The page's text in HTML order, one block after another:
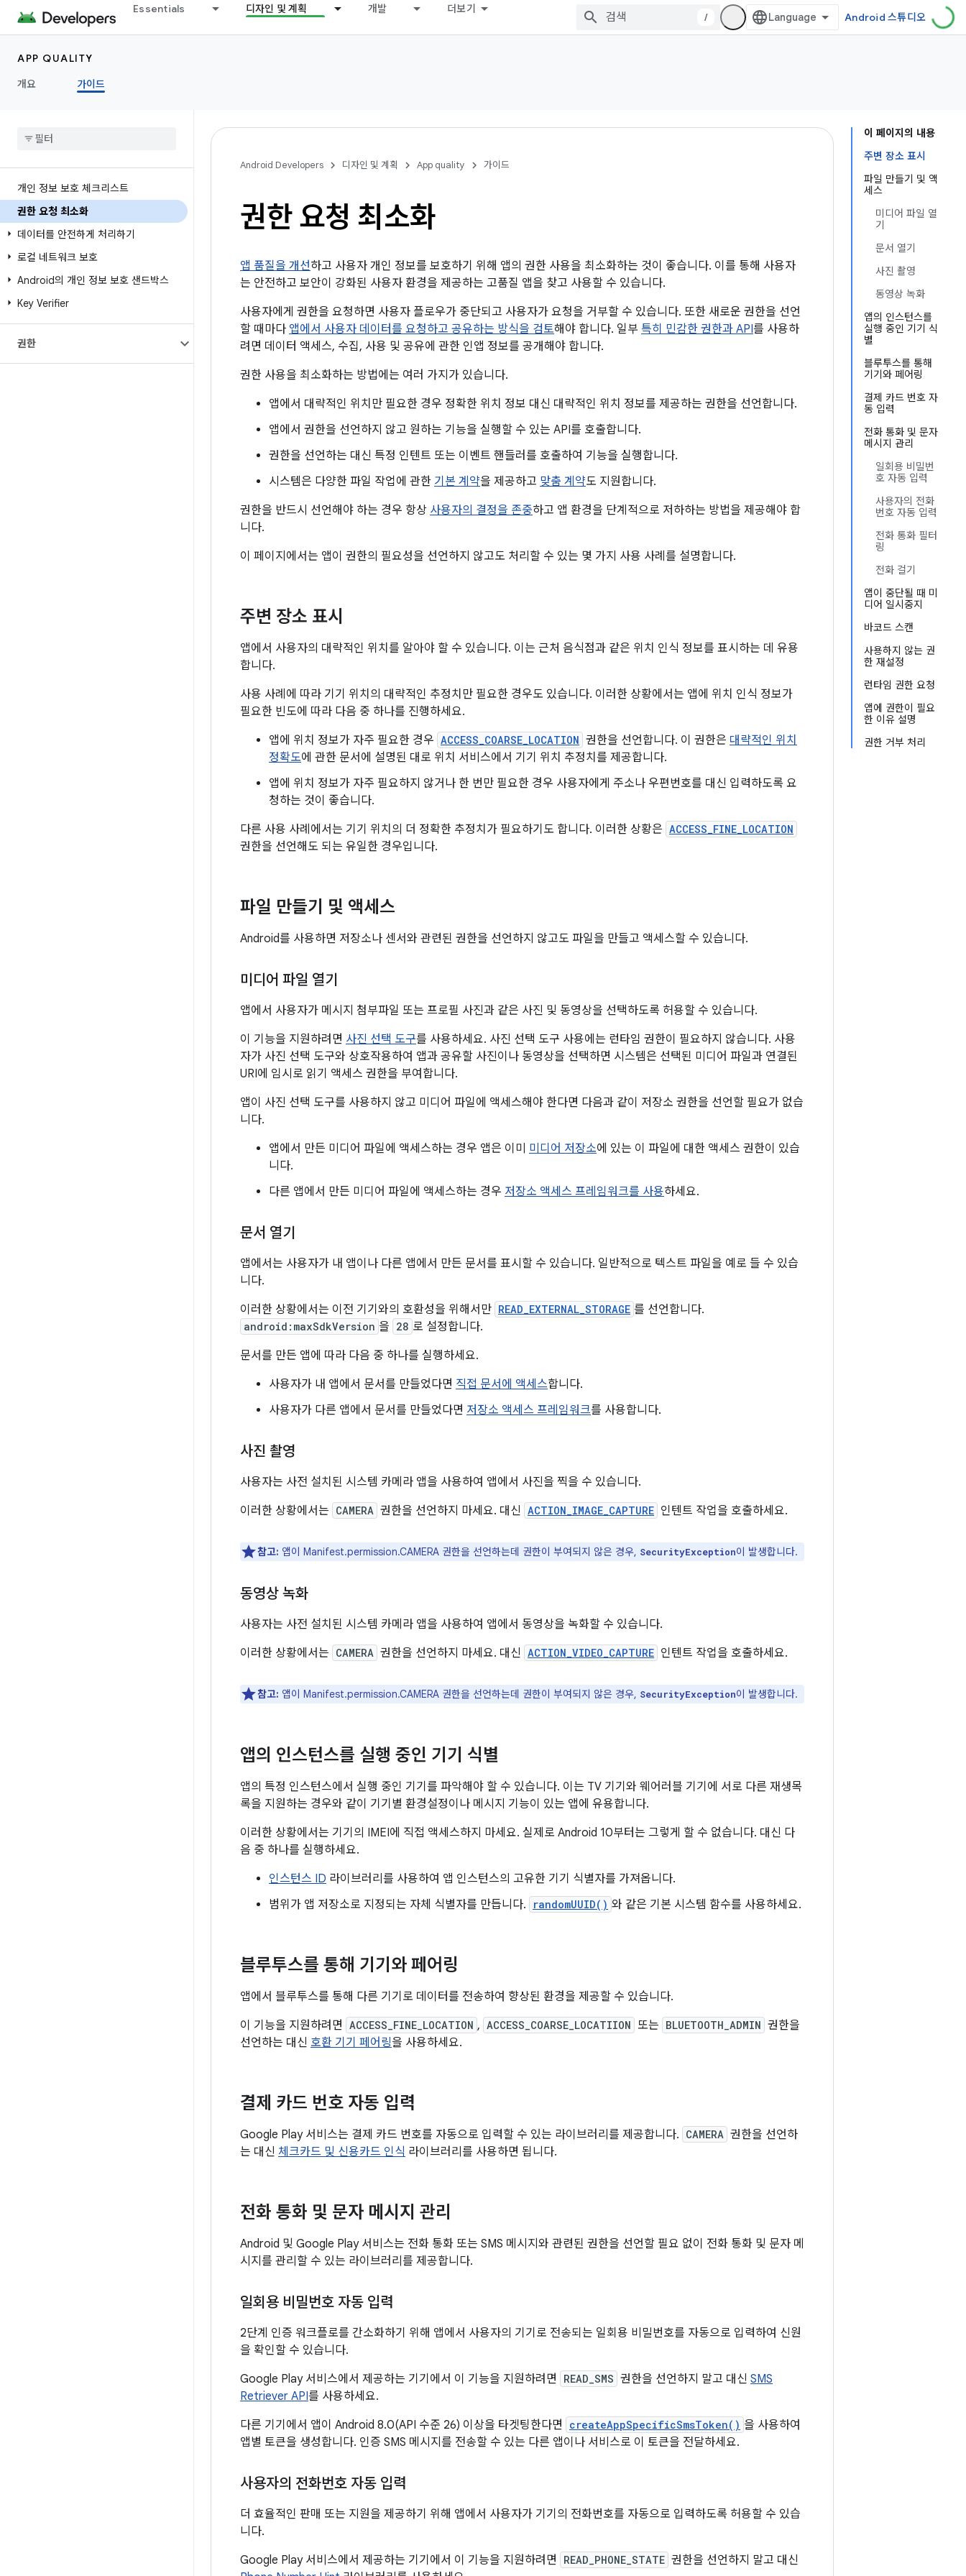
Essentials 디자인 및 계획 개발 더보기
/ Android 스튜디오
APP QUALITY
개요
가이드
개인 정보 보호 체크리스트
권한 요청 최소화
데이터를 안전하게 처리하기
로컬 네트워크 보호
Android의 개인 정보 보호 샌드박스
Key Verifier
권한
이 페이지의 내용
주변 장소 표시
파일 만들기 및 액
세스
미디어 파일 열
기
문서 열기
사진 촬영
동영상 녹화
앱의 인스턴스를
실행 중인 기기 식
별
블루투스를 통해
기기와 페어링
결제 카드 번호 자
동 입력
전화 통화 및 문자
메시지 관리
일회용 비밀번
호 자동 입력
사용자의 전화
번호 자동 입력
전화 통화 필터
링
전화 걸기
앱이 중단될 때 미
디어 일시중지
바코드 스캔
사용하지 않는 권
한 재설정
런타임 권한 요청
앱에 권한이 필요
한 이유 설명
권한 거부 처리
Android Developers 디자인 및 계획 App quality 가이드
권한 요청 최소화
앱 품질을 개선하고 사용자 개인 정보를 보호하기 위해 앱의 권한 사용을 최소화하는 것이 좋습니다. 이를 통해 사용자
는 안전하고 보안이 강화된 사용자 환경을 제공하는 고품질 앱을 찾고 사용할 수 있습니다.
사용자에게 권한을 요청하면 사용자 플로우가 중단되고 사용자가 요청을 거부할 수 있습니다. 또한 새로운 권한을 선언
할 때마다 앱에서 사용자 데이터를 요청하고 공유하는 방식을 검토해야 합니다. 일부 특히 민감한 권한과 API를 사용하
려면 데이터 액세스, 수집, 사용 및 공유에 관한 인앱 정보를 공개해야 합니다.
권한 사용을 최소화하는 방법에는 여러 가지가 있습니다.
앱에서 대략적인 위치만 필요한 경우 정확한 위치 정보 대신 대략적인 위치 정보를 제공하는 권한을 선언합니다.
앱에서 권한을 선언하지 않고 원하는 기능을 실행할 수 있는 API를 호출합니다.
권한을 선언하는 대신 특정 인텐트 또는 이벤트 핸들러를 호출하여 기능을 실행합니다.
시스템은 다양한 파일 작업에 관한 기본 계약을 제공하고 맞춤 계약도 지원합니다.
권한을 반드시 선언해야 하는 경우 항상 사용자의 결정을 존중하고 앱 환경을 단계적으로 저하하는 방법을 제공해야 합
니다.
이 페이지에서는 앱이 권한의 필요성을 선언하지 않고도 처리할 수 있는 몇 가지 사용 사례를 설명합니다.
주변 장소 표시
앱에서 사용자의 대략적인 위치를 알아야 할 수 있습니다. 이는 근처 음식점과 같은 위치 인식 정보를 표시하는 데 유용
합니다.
사용 사례에 따라 기기 위치의 대략적인 추정치만 필요한 경우도 있습니다. 이러한 상황에서는 앱에 위치 인식 정보가
필요한 빈도에 따라 다음 중 하나를 진행하세요.
앱에 위치 정보가 자주 필요한 경우 ACCESS_COARSE_LOCATION 권한을 선언합니다. 이 권한은 대략적인 위치
정확도에 관한 문서에 설명된 대로 위치 서비스에서 기기 위치 추정치를 제공합니다.
앱에 위치 정보가 자주 필요하지 않거나 한 번만 필요한 경우 사용자에게 주소나 우편번호를 대신 입력하도록 요
청하는 것이 좋습니다.
다른 사용 사례에서는 기기 위치의 더 정확한 추정치가 필요하기도 합니다. 이러한 상황은 ACCESS_FINE_LOCATION
권한을 선언해도 되는 유일한 경우입니다.
파일 만들기 및 액세스
Android를 사용하면 저장소나 센서와 관련된 권한을 선언하지 않고도 파일을 만들고 액세스할 수 있습니다.
미디어 파일 열기
앱에서 사용자가 메시지 첨부파일 또는 프로필 사진과 같은 사진 및 동영상을 선택하도록 허용할 수 있습니다.
이 기능을 지원하려면 사진 선택 도구를 사용하세요. 사진 선택 도구 사용에는 런타임 권한이 필요하지 않습니다. 사용
자가 사진 선택 도구와 상호작용하여 앱과 공유할 사진이나 동영상을 선택하면 시스템은 선택된 미디어 파일과 연결된
URI에 임시로 읽기 액세스 권한을 부여합니다.
앱이 사진 선택 도구를 사용하지 않고 미디어 파일에 액세스해야 한다면 다음과 같이 저장소 권한을 선언할 필요가 없습
니다.
앱에서 만든 미디어 파일에 액세스하는 경우 앱은 이미 미디어 저장소에 있는 이 파일에 대한 액세스 권한이 있습
니다.
다른 앱에서 만든 미디어 파일에 액세스하는 경우 저장소 액세스 프레임워크를 사용하세요.
문서 열기
앱에서는 사용자가 내 앱이나 다른 앱에서 만든 문서를 표시할 수 있습니다. 일반적으로 텍스트 파일을 예로 들 수 있습
니다.
이러한 상황에서는 이전 기기와의 호환성을 위해서만 READ_EXTERNAL_STORAGE 를 선언합니다.
android:maxSdkVersion 을 28 로 설정합니다.
문서를 만든 앱에 따라 다음 중 하나를 실행하세요.
사용자가 내 앱에서 문서를 만들었다면 직접 문서에 액세스합니다.
사용자가 다른 앱에서 문서를 만들었다면 저장소 액세스 프레임워크를 사용합니다.
사진 촬영
사용자는 사전 설치된 시스템 카메라 앱을 사용하여 앱에서 사진을 찍을 수 있습니다.
이러한 상황에서는 CAMERA 권한을 선언하지 마세요. 대신 ACTION_IMAGE_CAPTURE 인텐트 작업을 호출하세요.
참고: 앱이 Manifest.permission.CAMERA 권한을 선언하는데 권한이 부여되지 않은 경우, SecurityException이 발생합니다.
동영상 녹화
사용자는 사전 설치된 시스템 카메라 앱을 사용하여 앱에서 동영상을 녹화할 수 있습니다.
이러한 상황에서는 CAMERA 권한을 선언하지 마세요. 대신 ACTION_VIDEO_CAPTURE 인텐트 작업을 호출하세요.
참고: 앱이 Manifest.permission.CAMERA 권한을 선언하는데 권한이 부여되지 않은 경우, SecurityException이 발생합니다.
앱의 인스턴스를 실행 중인 기기 식별
앱의 특정 인스턴스에서 실행 중인 기기를 파악해야 할 수 있습니다. 이는 TV 기기와 웨어러블 기기에 서로 다른 재생목
록을 지원하는 경우와 같이 기기별 환경설정이나 메시지 기능이 있는 앱에 유용합니다.
이러한 상황에서는 기기의 IMEI에 직접 액세스하지 마세요. 실제로 Android 10부터는 그렇게 할 수 없습니다. 대신 다
음 중 하나를 실행하세요.
인스턴스 ID 라이브러리를 사용하여 앱 인스턴스의 고유한 기기 식별자를 가져옵니다.
범위가 앱 저장소로 지정되는 자체 식별자를 만듭니다.
randomUUID() 와 같은 기본 시스템 함수를 사용하세요.
블루투스를 통해 기기와 페어링
앱에서 블루투스를 통해 다른 기기로 데이터를 전송하여 향상된 환경을 제공할 수 있습니다.
이 기능을 지원하려면 ACCESS_FINE_LOCATION , ACCESS_COARSE_LOCATIION 또는 BLUETOOTH_ADMIN 권한을
선언하는 대신 호환 기기 페어링을 사용하세요.
결제 카드 번호 자동 입력
Google Play 서비스는 결제 카드 번호를 자동으로 입력할 수 있는 라이브러리를 제공합니다. CAMERA 권한을 선언하
는 대신 체크카드 및 신용카드 인식 라이브러리를 사용하면 됩니다.
전화 통화 및 문자 메시지 관리
Android 및 Google Play 서비스는 전화 통화 또는 SMS 메시지와 관련된 권한을 선언할 필요 없이 전화 통화 및 문자 메
시지를 관리할 수 있는 라이브러리를 제공합니다.
일회용 비밀번호 자동 입력
2단계 인증 워크플로를 간소화하기 위해 앱에서 사용자의 기기로 전송되는 일회용 비밀번호를 자동으로 입력하여 신원
을 확인할 수 있습니다.
Google Play 서비스에서 제공하는 기기에서 이 기능을 지원하려면
READ_SMS 권한을 선언하지 말고 대신 SMS
Retriever API를 사용하세요.
다른 기기에서 앱이 Android 8.0(API 수준 26) 이상을 타겟팅한다면
createAppSpecificSmsToken() 을 사용하여
앱별 토큰을 생성합니다. 인증 SMS 메시지를 전송할 수 있는 다른 앱이나 서비스로 이 토큰을 전달하세요.
사용자의 전화번호 자동 입력
더 효율적인 판매 또는 지원을 제공하기 위해 앱에서 사용자가 기기의 전화번호를 자동으로 입력하도록 허용할 수 있습
니다.
Google Play 서비스에서 제공하는 기기에서 이 기능을 지원하려면
READ_PHONE_STATE 권한을 선언하지 말고 대신